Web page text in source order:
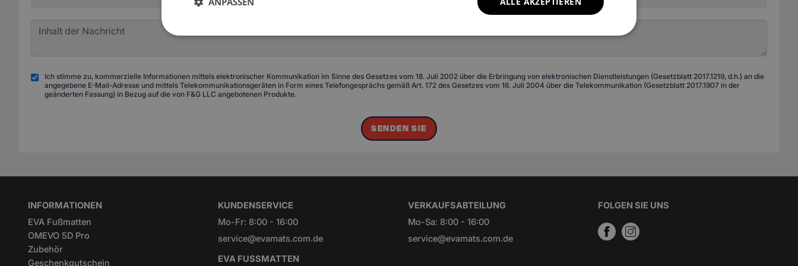
Ich stimme zu, kommerzielle Informationen mittels elektronischer Kommunikation im Sinne des Gesetzes vom 18. Juli 2002 über die Erbringung von elektronischen Dienstleistungen (Gesetzblatt 2017.1219, d.h.) an die
angegebene E-Mail-Adresse und mittels Telekommunikationsgeräten in Form eines Telefongesprächs gemäß Art. 172 des Gesetzes vom 16. Juli 2004 über die Telekommunikation (Gesetzblatt 2017.1907 in der
geänderten Fassung) in Bezug auf die von F&G LLC angebotenen Produkte.
SENDEN SIE
INFORMATIONEN
EVA Fußmatten
OMEVO 5D Pro
Zubehör
Geschenkgutschein
KUNDENSERVICE
Mo-Fr: 8:00 - 16:00
service@evamats.com.de
EVA FUSSMATTEN
VERKAUFSABTEILUNG
Mo-Sa: 8:00 - 16:00
service@evamats.com.de
FOLGEN SIE UNS